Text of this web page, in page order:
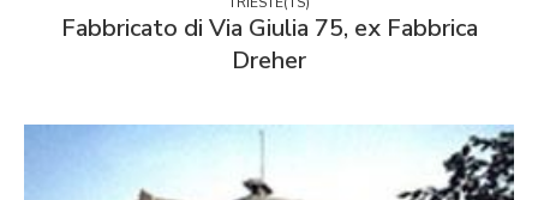
Fabbricato di Via Giulia 75, ex Fabbrica
Dreher